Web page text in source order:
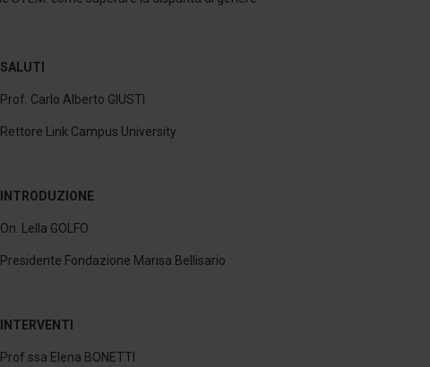
SALUTI
Prof. Carlo Alberto GIUSTI
Rettore Link Campus University
INTRODUZIONE
On. Lella GOLFO
Presidente Fondazione Marisa Bellisario
INTERVENTI
Prof.ssa Elena BONETTI